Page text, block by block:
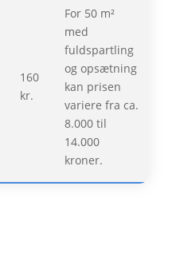
160
kr.
For 50 m²
med
fuldspartling
og opsætning
kan prisen
variere fra ca.
8.000 til
14.000
kroner.